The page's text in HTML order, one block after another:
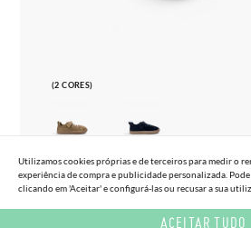
(2 CORES)
27 33
SAPATILHAS BLANDITOS CAMURÇA
Utilizamos cookies próprias e de terceiros para medir o
experiência de compra e publicidade personalizada.
clicando em 'Aceitar' e configurá-las ou recusar a sua
ACEITAR TUDO